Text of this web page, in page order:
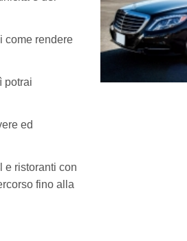
come rendere
potrai
ed
e ristoranti con
fino alla